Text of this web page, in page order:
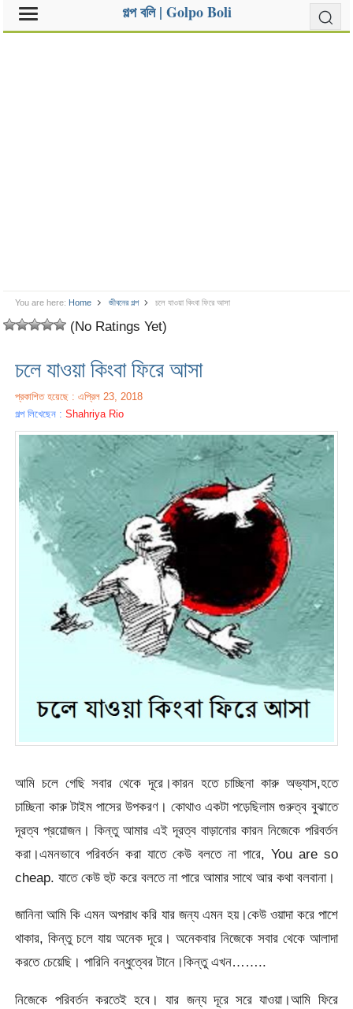
গল্প বলি | Golpo Boli
You are here: Home জীবনের গল্প চলে যাওয়া কিংবা ফিরে আসা
(No Ratings Yet)
চলে যাওয়া কিংবা ফিরে আসা
প্রকাশিত হয়েছে : এপ্রিল 23, 2018
গল্প লিখেছেন :Shahriya Rio
আমি চলে গেছি সবার থেকে দূরে।কারন হতে চাচ্ছিনা কারু অভ্যাস,হতে
চাচ্ছিনা কারু টাইম পাসের উপকরণ। কোথাও একটা পড়েছিলাম গুরুত্ব বুঝাতে
দূরত্ব প্রয়োজন। কিন্তু আমার এই দূরত্ব বাড়ানোর কারন নিজেকে পরিবর্তন
করা।এমনভাবে পরিবর্তন করা যাতে কেউ বলতে না পারে, You are so
cheap. যাতে কেউ হুট করে বলতে না পারে আমার সাথে আর কথা বলবানা।
জানিনা আমি কি এমন অপরাধ করি যার জন্য এমন হয়।কেউ ওয়াদা করে পাশে
থাকার, কিন্তু চলে যায় অনেক দূরে। অনেকবার নিজেকে সবার থেকে আলাদা
করতে চেয়েছি। পারিনি বন্ধুত্বের টানে।কিন্তু এখন……..
নিজেকে পরিবর্তন করতেই হবে। যার জন্য দূরে সরে যাওয়া।আমি ফিরে